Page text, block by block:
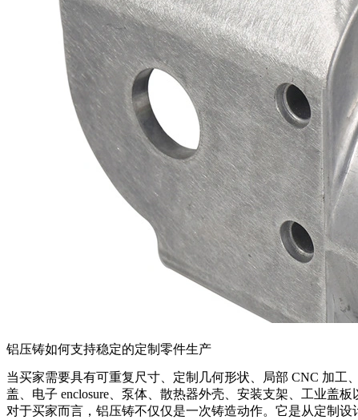
铝压铸如何支持稳定的定制零件生产
当买家需要具有可重复尺寸、定制几何形状、局部 CNC 加工
盖、电子 enclosure、泵体、散热器外壳、安装支架、工业盖板
对于买家而言，铝压铸不仅仅是一次铸造动作。它是从定制